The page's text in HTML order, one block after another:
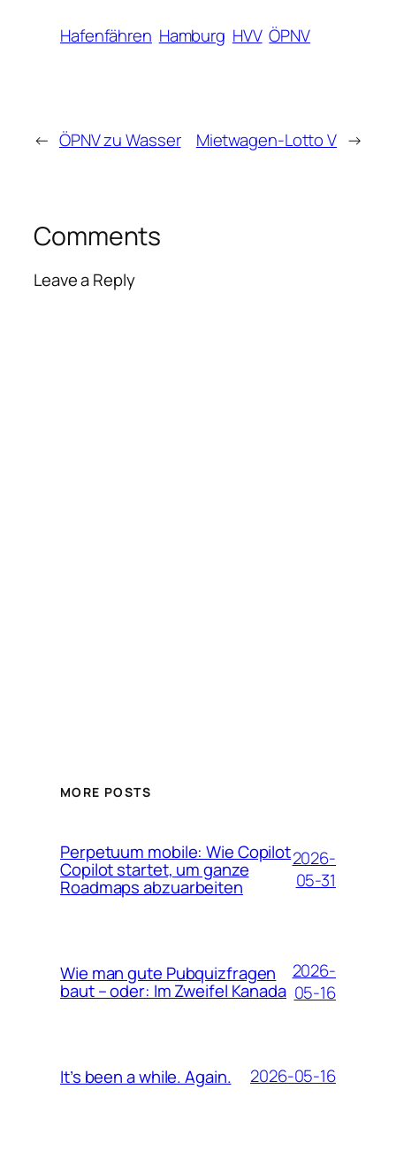
Hafenfähren Hamburg HVV ÖPNV
← ÖPNV zu Wasser Mietwagen-Lotto V →
Comments
Leave a Reply
MORE POSTS
Perpetuum mobile: Wie Copilot
Copilot startet, um ganze
Roadmaps abzuarbeiten
2026-
05-31
Wie man gute Pubquizfragen
baut – oder: Im Zweifel Kanada
2026-
05-16
It’s been a while. Again. 2026-05-16